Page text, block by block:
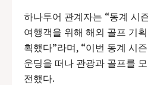
하나투어 관계자는 “동계 시
여행객을 위해 해외 골프 기
획했다”라며, “이번 동계 시
운딩을 떠나 관광과 골프를
전했다.